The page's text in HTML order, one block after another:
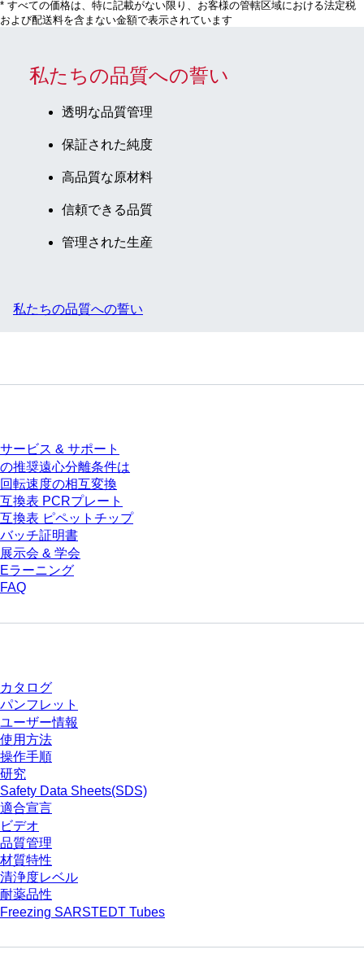
* すべての価格は、特に記載がない限り、お客様の管轄区域における法定税
および配送料を含まない金額で表示されています
私たちの品質への誓い
透明な品質管理
保証された純度
高品質な原材料
信頼できる品質
管理された生産
私たちの品質への誓い
サービス & サポート
の推奨遠心分離条件は
回転速度の相互変換
互換表 PCRプレート
互換表 ピペットチップ
バッチ証明書
展示会 & 学会
Eラーニング
FAQ
カタログ
パンフレット
ユーザー情報
使用方法
操作手順
研究
Safety Data Sheets(SDS)
適合宣言
ビデオ
品質管理
材質特性
清浄度レベル
耐薬品性
Freezing SARSTEDT Tubes